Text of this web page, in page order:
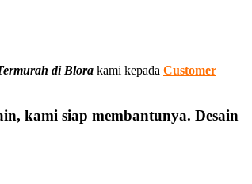
di Blora kami kepada Customer
kami siap membantunya. Desain